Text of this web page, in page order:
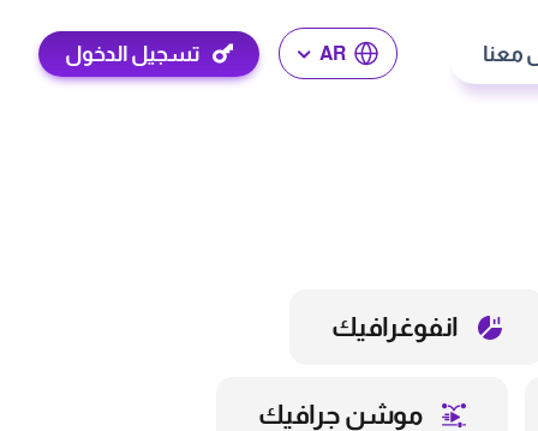
معنا AR تسجيل الدخول
انفوغرافيك
موشن جرافيك